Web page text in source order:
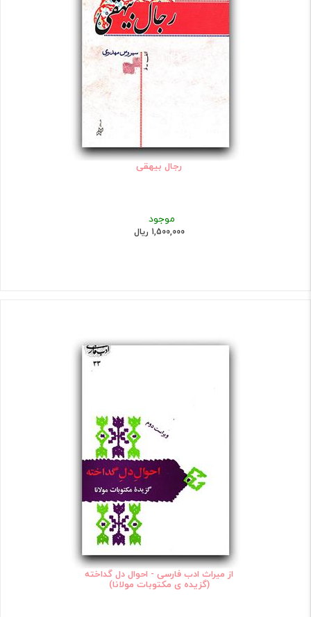
رجال بیهقی
موجود
1,500,000 ریال
از میراث ادب فارسی - احوال دل گداخته
(گزیده ی مکتوبات مولانا)